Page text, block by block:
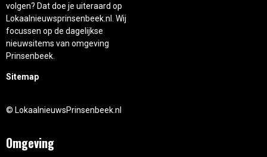
volgen? Dat doe je uiteraard op
Lokaalnieuwsprinsenbeek.nl. Wij
focussen op de dagelijkse
nieuwsitems van omgeving
Prinsenbeek.
Sitemap
© LokaalnieuwsPrinsenbeek.nl
Omgeving